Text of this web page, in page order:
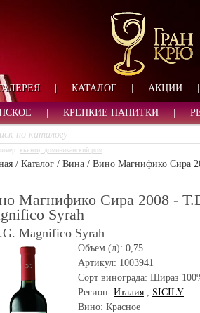
ВАШЕ
ИМЯ
| КАТАЛОГ АКЦИИ
КРЕПКИЕ НАПИТКИ
кьянти, доминиканский ром
/ Каталог / Вина / Вино Магнифико Сира
Магнифико Сира 2008 -
Syrah
Magnifico Syrah
Объем (л): 0,75
Артикул: 1003941
Сорт винограда: Шираз
Регион: Италия , SICILY
Вино: Красное